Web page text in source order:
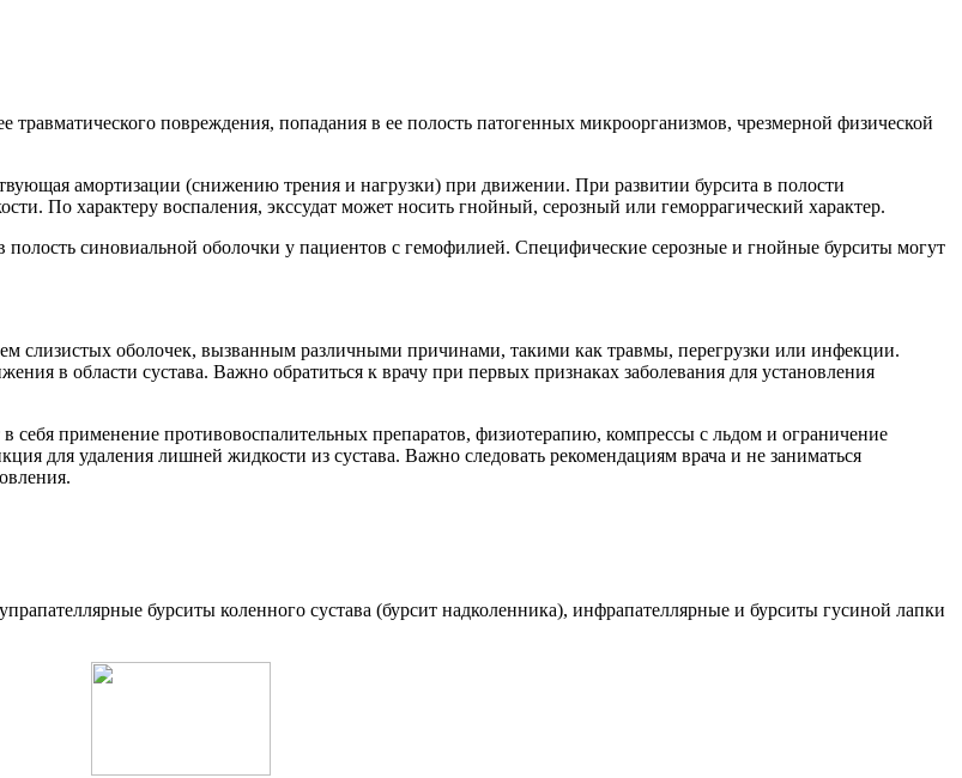
повреждения, попадания в ее полость патогенных микроорганизмов, чрезмерной физической
амортизации (снижению трения и нагрузки) при движении. При развитии бурсита в полости
По характеру воспаления, экссудат может носить гнойный, серозный или геморрагический характер.
синовиальной оболочки у пациентов с гемофилией. Специфические серозные и гнойные бурситы могут
слизистых оболочек, вызванным различными причинами, такими как травмы, перегрузки или инфекции.
в области сустава. Важно обратиться к врачу при первых признаках заболевания для установления
себя применение противовоспалительных препаратов, физиотерапию, компрессы с льдом и ограничение
для удаления лишней жидкости из сустава. Важно следовать рекомендациям врача и не заниматься
бурситы коленного сустава (бурсит надколенника), инфрапателлярные и бурситы гусиной лапки